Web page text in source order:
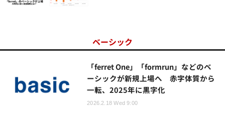
ベーシック
「ferret One」「formrun」などのベ
ーシックが新規上場へ 赤字体質から
一転、2025年に黒字化
2026.2.18 Wed 9:00